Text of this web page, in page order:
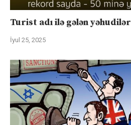
Turist adı ilə gələn yəhudilər
İyul 25, 2025